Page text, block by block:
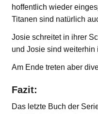
hoffentlich wieder
Titanen sind natürlich
Josie schreitet in ihrer
und Josie sind weiterhin
Am Ende treten aber
Fazit:
Das letzte Buch der